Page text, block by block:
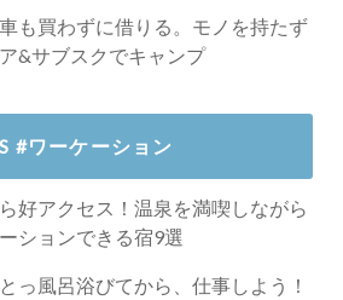
も買わずに借りる。モノを持たず
&サブスクでキャンプ
#ワーケーション
好アクセス！温泉を満喫しながら
ションできる宿9選
っ風呂浴びてから、仕事しよう！